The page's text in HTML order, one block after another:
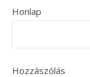
Honlap
Hozzászólás